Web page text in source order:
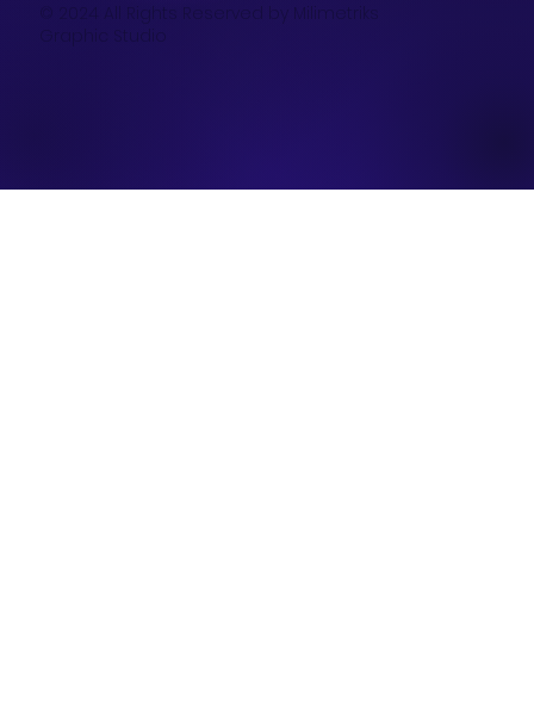
© 2024 All Rights Reserved by Milimetriks
Graphic Studio